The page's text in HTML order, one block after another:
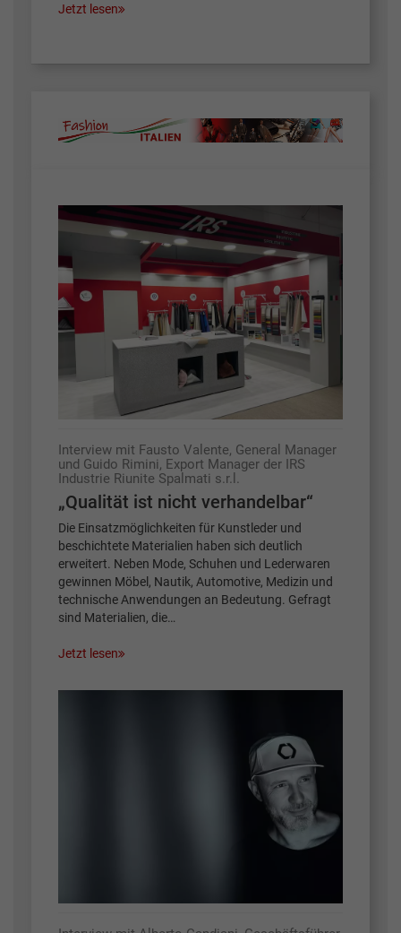
Jetzt lesen
Interview mit Fausto Valente, General Manager
und Guido Rimini, Export Manager der IRS
Industrie Riunite Spalmati s.r.l.
„Qualität ist nicht verhandelbar“
Die Einsatzmöglichkeiten für Kunstleder und
beschichtete Materialien haben sich deutlich
erweitert. Neben Mode, Schuhen und Lederwaren
gewinnen Möbel, Nautik, Automotive, Medizin und
technische Anwendungen an Bedeutung. Gefragt
sind Materialien, die…
Jetzt lesen